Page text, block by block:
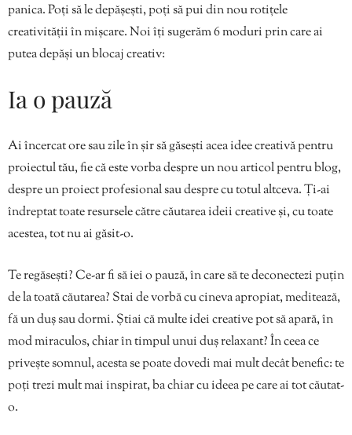
panica. Poți să le depășești, poți să pui din nou rotițele
creativității în mișcare. Noi îți sugerăm 6 moduri prin care ai
putea depăși un blocaj creativ:
Ia o pauză
Ai încercat ore sau zile în șir să găsești acea idee creativă pentru
proiectul tău, fie că este vorba despre un nou articol pentru blog,
despre un proiect profesional sau despre cu totul altceva. Ți-ai
îndreptat toate resursele către căutarea ideii creative și, cu toate
acestea, tot nu ai găsit-o.
Te regăsești? Ce-ar fi să iei o pauză, în care să te deconectezi puțin
de la toată căutarea? Stai de vorbă cu cineva apropiat, meditează,
fă un duș sau dormi. Știai că multe idei creative pot să apară, în
mod miraculos, chiar în timpul unui duș relaxant? În ceea ce
privește somnul, acesta se poate dovedi mai mult decât benefic: te
poți trezi mult mai inspirat, ba chiar cu ideea pe care ai tot căutat-
o.